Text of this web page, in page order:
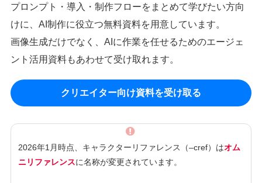
プロンプト・導入・制作フローをまとめて学びたい方向
けに、AI制作に役立つ無料資料を用意しています。
画像生成だけでなく、AIに作業を任せるためのエージェ
ント活用資料もあわせて受け取れます。
クリエイター向け資料を受け取る
2026年1月時点、キャラクターリファレンス（–cref）はオム
ニリファレンスに名称が変更されています。